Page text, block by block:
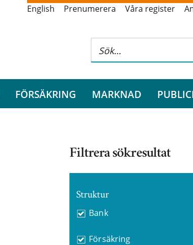
English Prenumerera Våra register
FÖRSÄKRING MARKNAD
Filtrera sökresultat
Struktur
Bank
Försäkring